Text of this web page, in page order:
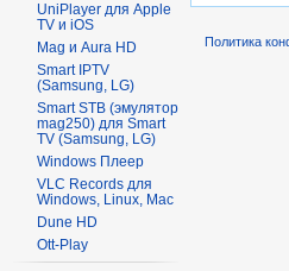
UniPlayer для Apple
TV и iOS
Mag и Aura HD
Smart IPTV
(Samsung, LG)
Smart STB (эмулятор
mag250) для Smart
TV (Samsung, LG)
Windows Плеер
VLC Records для
Windows, Linux, Mac
Dune HD
Ott-Play
Политика